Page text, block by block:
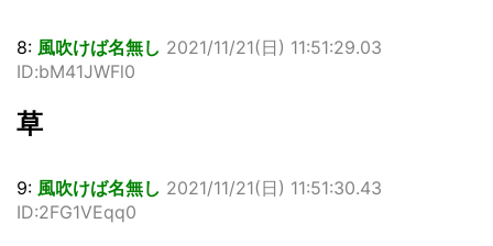
8: 風吹けば名無し 2021/11/21(日) 11:51:29.03
ID:bM41JWFl0
草
9: 風吹けば名無し 2021/11/21(日) 11:51:30.43
ID:2FG1VEqq0